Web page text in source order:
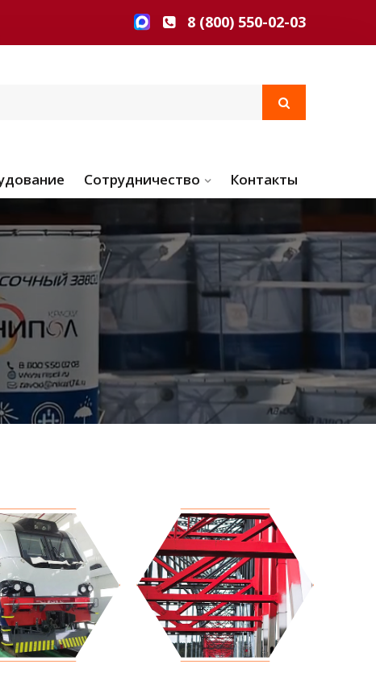
8 (800) 550-02-03
Сотрудничество Контакты